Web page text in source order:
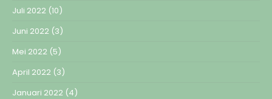
Juli 2022 (10)
Juni 2022 (3)
Mei 2022 (5)
April 2022 (3)
Januari 2022 (4)